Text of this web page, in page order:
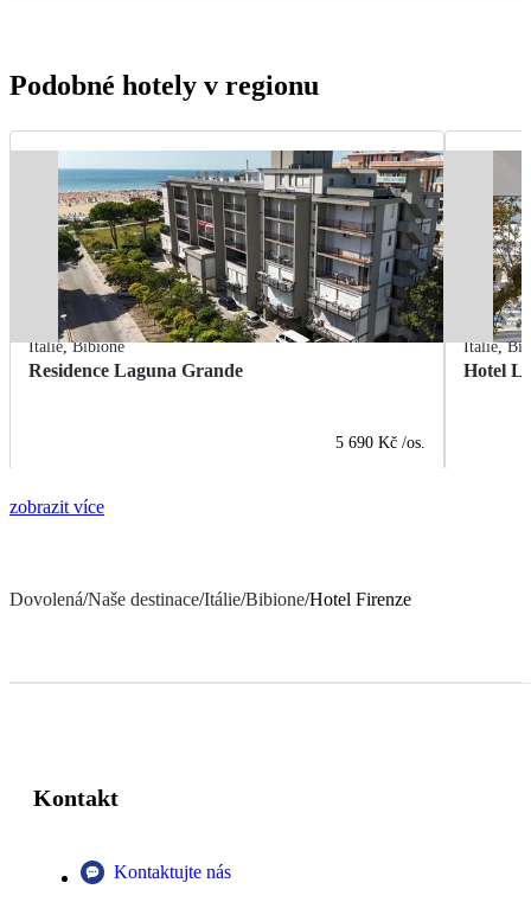
Podobné hotely v regionu
Itálie,Bibione
Residence Laguna Grande
5 690 Kč /os.
Itálie,
Hotel
zobrazit více
Dovolená/Naše destinace/Itálie/Bibione/Hotel Firenze
Kontakt
Kontaktujte nás